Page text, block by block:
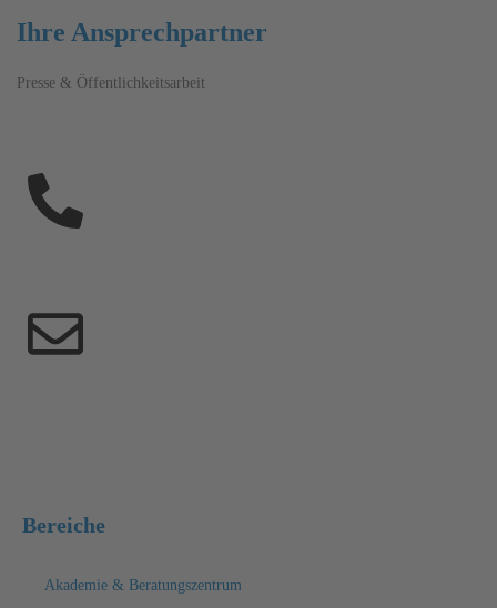
Ihre Ansprechpartner
Presse & Öffentlichkeitsarbeit
Bereiche
Akademie & Beratungszentrum